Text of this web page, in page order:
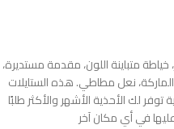
متباينة اللون، مقدمة مستديرة،
نعل مطاطي. هذه الستايلات
توفر لك الأحذية الأشهر والأكثر طلبًا
في أي مكان آخر